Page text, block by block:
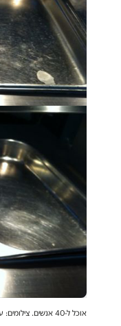
אוכל ל-40 אנשים. צילומים: עובדי סודהסטרים